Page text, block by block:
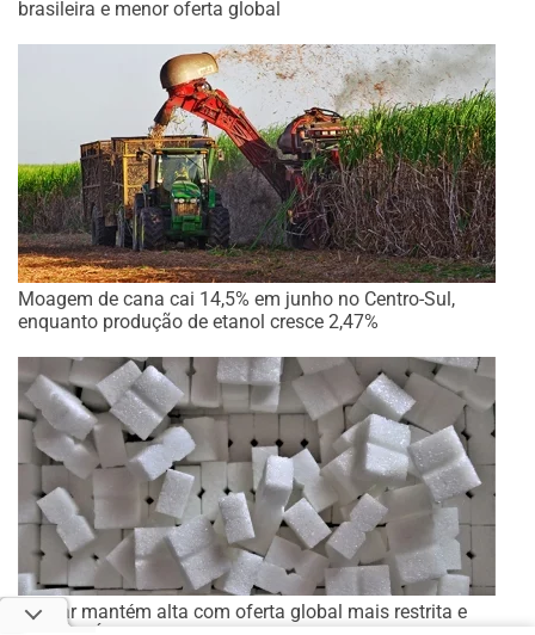
brasileira e menor oferta global
Moagem de cana cai 14,5% em junho no Centro-Sul,
enquanto produção de etanol cresce 2,47%
Açúcar mantém alta com oferta global mais restrita e